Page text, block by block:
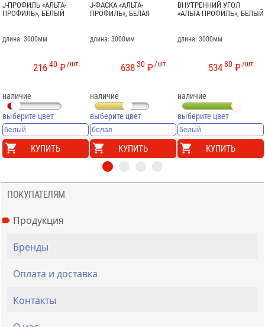
J-ПРОФИЛЬ «АЛЬТА-
ПРОФИЛЬ», БЕЛЫЙ
длина: 3000мм
/шт.
21640 ₽
наличие
выберите цвет
КУПИТЬ
J-ФАСКА «АЛЬТА-
ПРОФИЛЬ», БЕЛАЯ
длина: 3000мм
/шт.
63830 ₽
наличие
выберите цвет
КУПИТЬ
ВНУТРЕННИЙ УГОЛ
«АЛЬТА-ПРОФИЛЬ», БЕЛЫЙ
длина: 3000мм
/шт.
53480 ₽
наличие
выберите цвет
КУПИТЬ
ПОКУПАТЕЛЯМ
Продукция
Бренды
Оплата и доставка
Контакты